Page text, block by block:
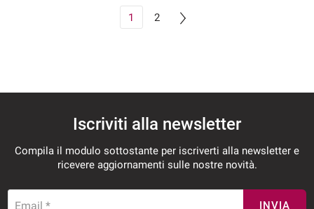
1 2
Iscriviti alla newsletter
Compila il modulo sottostante per iscriverti alla newsletter e
ricevere aggiornamenti sulle nostre novità.
Email * INVIA